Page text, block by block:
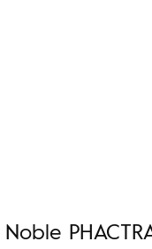
Noble